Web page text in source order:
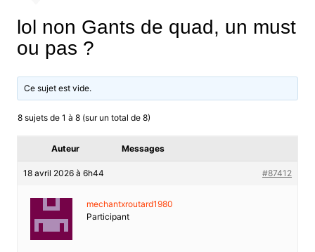
lol non Gants de quad, un must
ou pas ?
Ce sujet est vide.
8 sujets de 1 à 8 (sur un total de 8)
Auteur Messages
18 avril 2026 à 6h44 #87412
mechantxroutard1980
Participant